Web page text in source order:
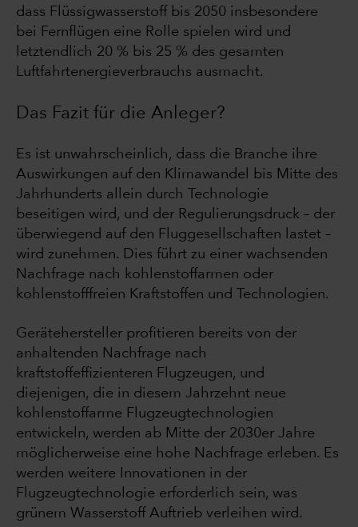
dass Flüssigwasserstoff bis 2050 insbesondere
bei Fernflügen eine Rolle spielen wird und
letztendlich 20 % bis 25 % des gesamten
Luftfahrtenergieverbrauchs ausmacht.
Das Fazit für die Anleger?
Es ist unwahrscheinlich, dass die Branche ihre
Auswirkungen auf den Klimawandel bis Mitte des
Jahrhunderts allein durch Technologie
beseitigen wird, und der Regulierungsdruck – der
überwiegend auf den Fluggesellschaften lastet –
wird zunehmen. Dies führt zu einer wachsenden
Nachfrage nach kohlenstoffarmen oder
kohlenstofffreien Kraftstoffen und Technologien.
Gerätehersteller profitieren bereits von der
anhaltenden Nachfrage nach
kraftstoffeffizienteren Flugzeugen, und
diejenigen, die in diesem Jahrzehnt neue
kohlenstoffarme Flugzeugtechnologien
entwickeln, werden ab Mitte der 2030er Jahre
möglicherweise eine hohe Nachfrage erleben. Es
werden weitere Innovationen in der
Flugzeugtechnologie erforderlich sein, was
grünem Wasserstoff Auftrieb verleihen wird.